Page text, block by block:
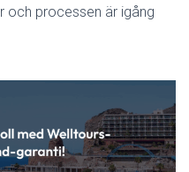
och processen är igång